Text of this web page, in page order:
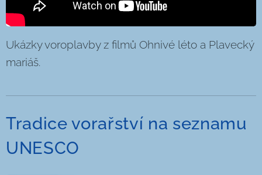
Ukázky voroplavby z filmů Ohnivé léto a Plavecký
mariáš.
Tradice vorařství na seznamu
UNESCO